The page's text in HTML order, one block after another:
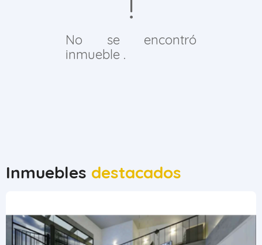
No se encontró
inmueble .
Inmuebles destacados